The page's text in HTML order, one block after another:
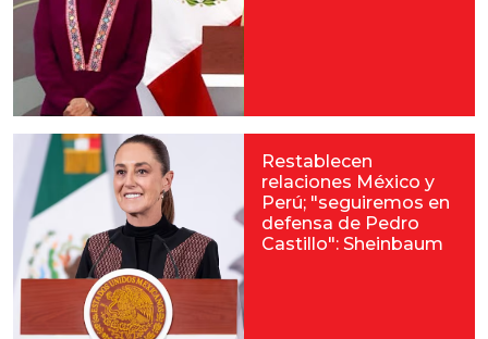
Restablecen
relaciones México y
Perú; "seguiremos en
defensa de Pedro
Castillo": Sheinbaum